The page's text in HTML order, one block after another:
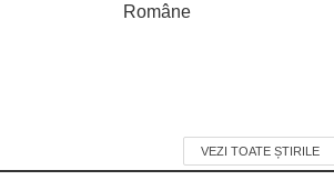
Române
VEZI TOATE ȘTIRILE